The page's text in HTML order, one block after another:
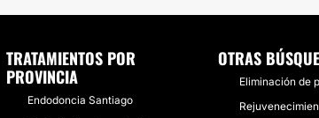
TRATAMIENTOS POR
PROVINCIA
Endodoncia Santiago
OTRAS
Eliminación de